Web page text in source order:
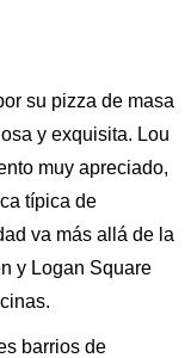
su pizza de masa
y exquisita. Lou
muy apreciado,
típica de
va más allá de la
y Logan Square
barrios de